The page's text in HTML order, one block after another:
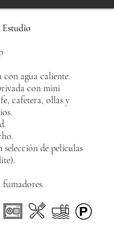
Estudio
con agua caliente.
con mini
cafetera, ollas y
de películas